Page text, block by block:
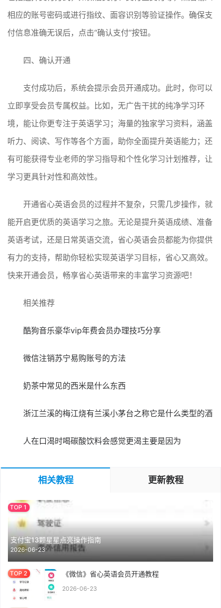
相应的账号密码或进行指纹、面容识别等验证操作。确保支
付信息准确无误后，点击“确认支付”按钮。
四、确认开通
支付成功后，系统会提示会员开通成功。此时，你可以
立即享受会员专属权益。比如，无广告干扰的纯净学习环
境，能让你更专注于英语学习；海量的独家学习资料，涵盖
听力、阅读、写作等各个方面，助你全面提升英语能力；还
有可能获得专业老师的学习指导和个性化学习计划推荐，让
学习更具针对性和高效性。
开通省心英语会员的过程并不复杂，只需几步操作，就
能开启更优质的英语学习之旅。无论是提升英语成绩、准备
英语考试，还是日常英语交流，省心英语会员都能为你提供
有力的支持，帮助你轻松实现英语学习目标，省心又高效。
快来开通会员，畅享省心英语带来的丰富学习资源吧！
相关推荐
酷狗音乐豪华vip年费会员办理技巧分享
微信注销苏宁易购账号的方法
奶茶中常见的西米是什么东西
浙江兰溪的梅江烧有兰溪小茅台之称它是什么类型的酒
人在口渴时喝碳酸饮料会感觉更渴主要是因为
相关教程 更新教程
支付宝13颗星星点亮操作指南
2026-06-23
《微信》省心英语会员开通教程
2026-06-23